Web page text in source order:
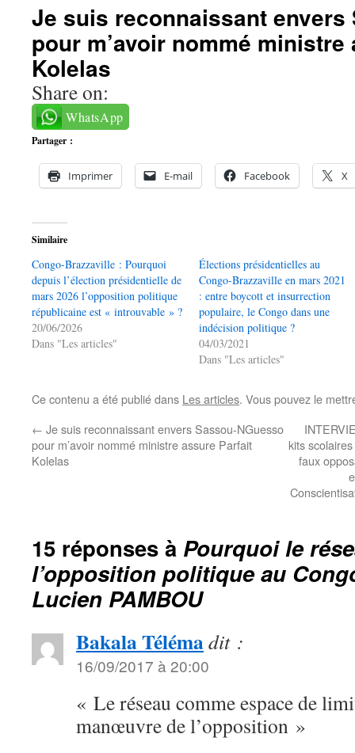
Je suis reconnaissant envers
pour m’avoir nommé
Kolelas
Share on:
WhatsApp
Partager :
Imprimer E-mail Facebook X
Similaire
Congo-Brazzaville : Pourquoi
depuis l’élection présidentielle de
mars 2026 l’opposition politique
républicaine est « introuvable » ?
20/06/2026
Dans "Les articles"
Élections présidentielles au
Congo-Brazzaville en mars 2021
: entre boycott et insurrection
populaire, le Congo dans une
indécision politique ?
04/03/2021
Dans "Les articles"
Ce contenu a été publié dans Les articles. Vous pouvez le
← Je suis reconnaissant envers Sassou-NGuesso
pour m’avoir nommé ministre assure Parfait
Kolelas
kits
faux
15 réponses à Pourquoi le
l’opposition politique au
Lucien PAMBOU
Bakala Télémadit :
16/09/2017 à 20:00
« Le réseau comme espace de
manœuvre de l’opposition »